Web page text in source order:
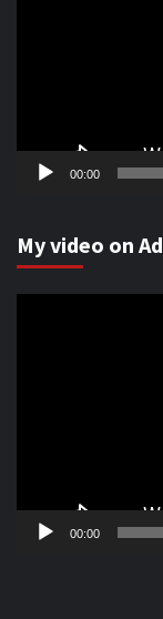
00:00
My video on
00:00